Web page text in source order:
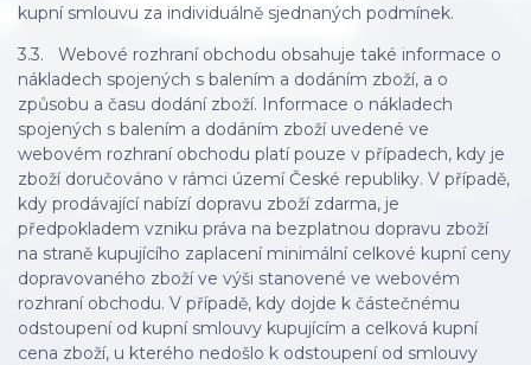
kupní smlouvu za individuálně sjednaných podmínek.
3.3. Webové rozhraní obchodu obsahuje také informace o
nákladech spojených s balením a dodáním zboží, a o
způsobu a času dodání zboží. Informace o nákladech
spojených s balením a dodáním zboží uvedené ve
webovém rozhraní obchodu platí pouze v případech, kdy je
zboží doručováno v rámci území České republiky. V případě,
kdy prodávající nabízí dopravu zboží zdarma, je
předpokladem vzniku práva na bezplatnou dopravu zboží
na straně kupujícího zaplacení minimální celkové kupní ceny
dopravovaného zboží ve výši stanovené ve webovém
rozhraní obchodu. V případě, kdy dojde k částečnému
odstoupení od kupní smlouvy kupujícím a celková kupní
cena zboží, u kterého nedošlo k odstoupení od smlouvy